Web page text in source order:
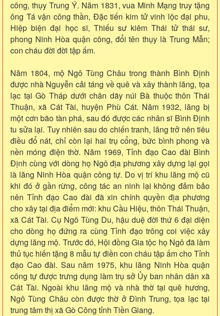
công, thụy Trung Ý. Năm 1831, vua Minh Mạng truy tặng
ông Tá vận công thần, Đặc tiến kim tử vinh lộc đại phu,
Hiệp biện đại học sĩ, Thiếu sư kiêm Thái tử thái sư,
phong Ninh Hòa quận công, đổi tên thụy là Trung Mẫn;
con cháu đời đời tập ấm.
Năm 1804, mộ Ngô Tùng Châu trong thành Bình Định
được nhà Nguyễn cải táng về quê và xây thành lăng, tọa
lạc tại Gò Tháp dưới chân dãy núi Bà thuộc thôn Thái
Thuận, xã Cát Tài, huyện Phù Cát. Năm 1932, lăng bị
một cơn bão tàn phá, sau đó được các nhân sĩ Bình Định
tu sửa lại. Tuy nhiên sau do chiến tranh, lăng trở nên tiêu
điều đổ nát, chỉ còn lại hai trụ cổng, bức bình phong và
nền móng điện thờ. Năm 1969, Tỉnh đạo Cao đài Bình
Định cùng với dòng họ Ngô địa phương xây dựng lại gọi
là lăng Ninh Hòa quận công tự. Do vị trí khu lăng mộ cũ
khi đó ở gần rừng, công tác an ninh lại không đảm bảo
nên Tỉnh đạo Cao đài đã xin chính quyền địa phương
cho xây tại địa điểm mới: khu Cầu Hiệu, thôn Thái Thuận,
xã Cát Tài. Cụ Ngô Tùng Du, hậu duệ đời thứ 6 đại diện
cho dòng họ đứng ra cùng Tỉnh đạo trông coi việc xây
dựng lăng mộ. Trước đó, Hội đồng Gia tộc họ Ngô đã làm
thủ tục hiến tặng 8 mẫu tự điền con cháu tập ấm cho Tỉnh
đạo Cao đài. Sau năm 1975, khu lăng Ninh Hòa quận
công tự được trưng dụng làm trụ sở Ủy ban nhân dân xã
Cát Tài. Ngoài khu lăng mộ và nhà thờ tại quê hương,
Ngô Tùng Châu còn được thờ ở Đình Trung, tọa lạc tại
trung tâm thị xã Gò Công tỉnh Tiền Giang.